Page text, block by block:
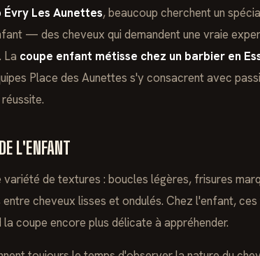
Évry Les Aunettes, beaucoup cherchent un
— des cheveux qui demandent une vraie
La coupe enfant métisse chez un barbier en
Place des Aunettes s'y consacrent avec
L'ENFANT
de textures : boucles légères, frisures
cheveux lisses et ondulés. Chez l'enfant,
coupe encore plus délicate à appréhender.